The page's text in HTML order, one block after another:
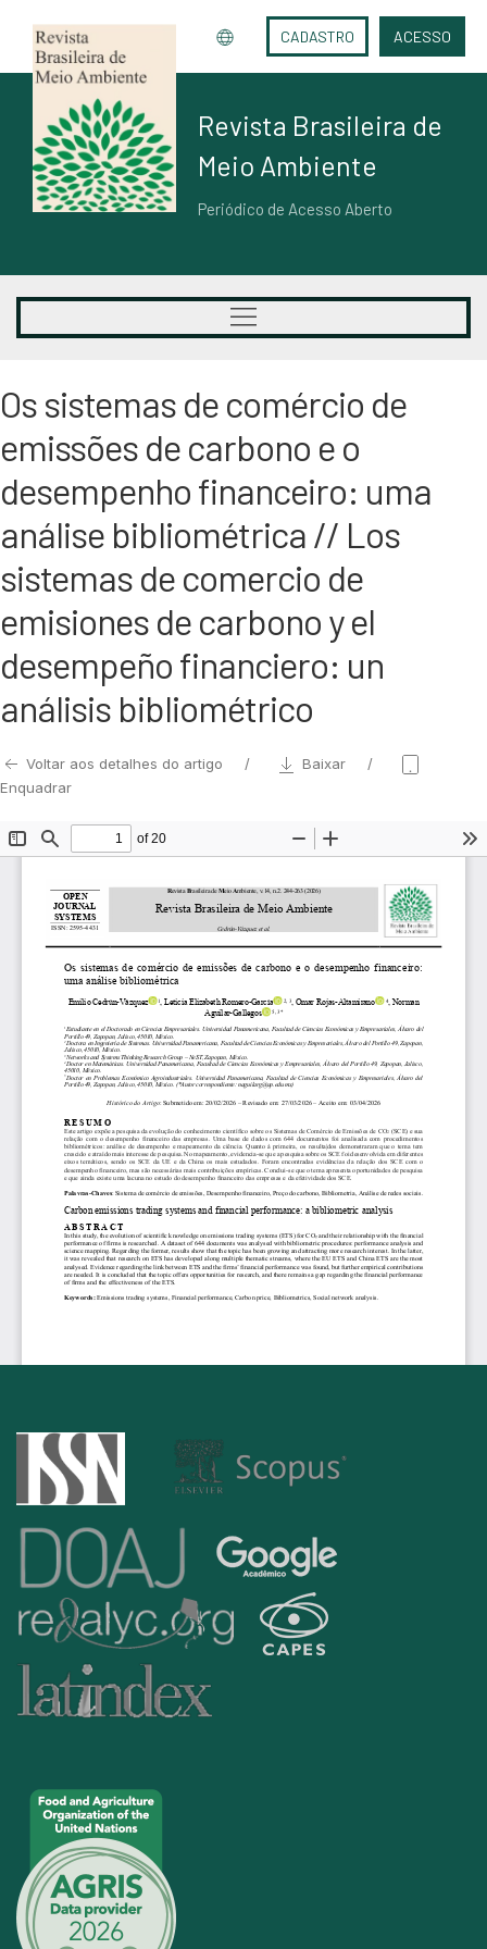
CADASTRO ACESSO
Revista Brasileira de
Meio Ambiente
Periódico de Acesso Aberto
Os sistemas de comércio de
emissões de carbono e o
desempenho financeiro: uma
análise bibliométrica // Los
sistemas de comercio de
emisiones de carbono y el
desempeño financiero: un
análisis bibliométrico
Voltar aos detalhes do artigo
Baixar
Enquadrar